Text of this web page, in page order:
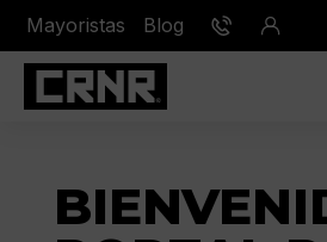
Mayoristas Blog